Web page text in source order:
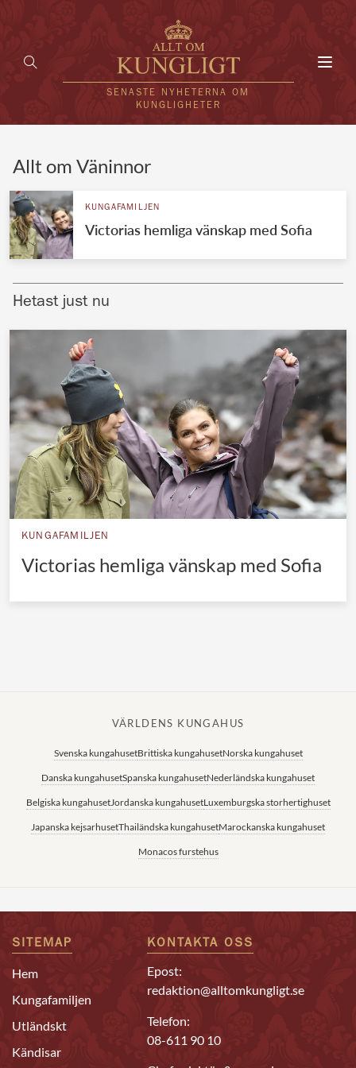
SENASTE NYHETERNA OM
KUNGLIGHETER
UTLÄNDSKT
VÄRLDENS KUNGAHUS
Danska kungahuset
Spanska kungahuset
Nederländska kungahuset
Belgiska kungahuset
Jordanska kungahuset
Japanska kejsarhuset
Thailändska kungahuset
Allt om Väninnor
KUNGAFAMILJEN
Victorias hemliga vänskap med Sofia
Hetast just nu
KUNGAFAMILJEN
Victorias hemliga vänskap med Sofia
VÄRLDENS KUNGAHUS
Svenska kungahusetBrittiska kungahusetNorska kungahuset
Danska kungahusetSpanska kungahusetNederländska kungahuset
Belgiska kungahusetJordanska kungahusetLuxemburgska storhertighuset
Japanska kejsarhusetThailändska kungahusetMarockanska kungahuset
Monacos furstehus
SITEMAP
Hem
Kungafamiljen
Utländskt
Kändisar
KONTAKTA OSS
Epost:
redaktion@alltomkungligt.se
Telefon:
08-611 90 10